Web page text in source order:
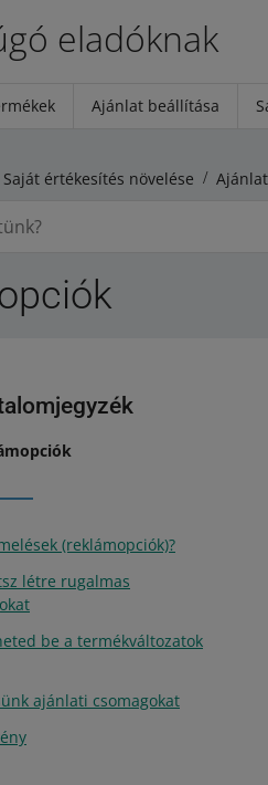
eladóknak
Ajánlat beállítása
Saját értékesítés növelése
(reklámopciók)?
létre rugalmas
be a termékváltozatok
ajánlati csomagokat